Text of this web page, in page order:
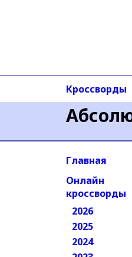
Кроссворды
Главная
Онлайн
кроссворды
2026
2025
2024